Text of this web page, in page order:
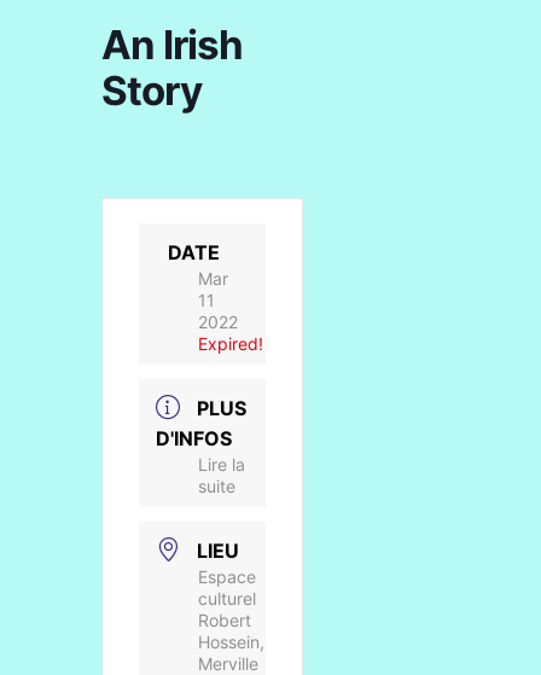
An Irish
Story
DATE
Mar
11
2022
Expired!
PLUS
D'INFOS
Lire la
suite
LIEU
Espace
culturel
Robert
Hossein,
Merville